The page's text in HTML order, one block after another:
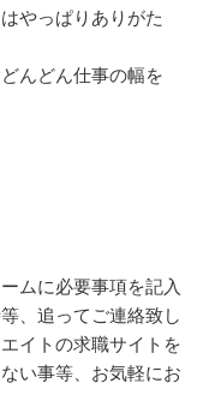
やっぱりありがた
んどん仕事の幅を
ムに必要事項を記入
、追ってご連絡致し
イトの求職サイトを
い事等、お気軽にお